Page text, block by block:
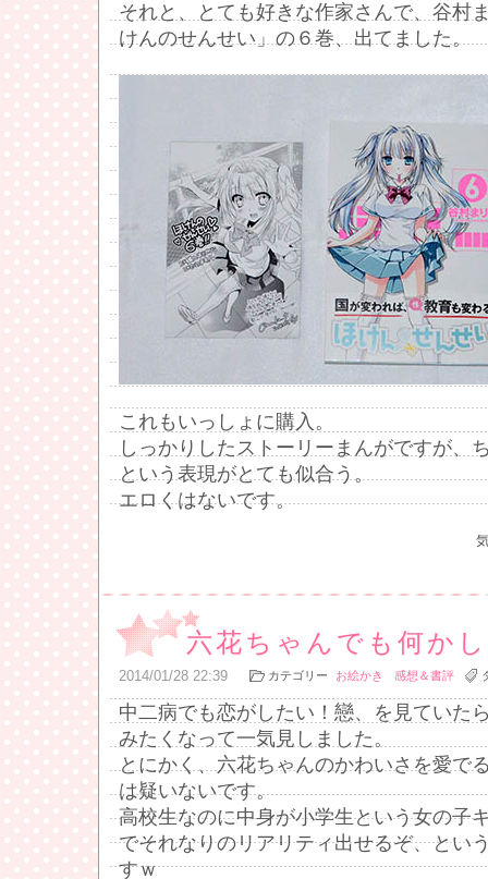
それと、とても好きな作家さんで、谷村
けんのせんせい」の６巻、出てました。
これもいっしょに購入。
しっかりしたストーリーまんがですが、
という表現がとても似合う。
エロくはないです。
六花ちゃんでも何か
2014/01/28 22:39 カテゴリー お絵かき 感想＆書評
中二病でも恋がしたい！戀、を見ていた
みたくなって一気見しました。
とにかく、六花ちゃんのかわいさを愛で
は疑いないです。
高校生なのに中身が小学生という女の子
でそれなりのリアリティ出せるぞ、とい
すｗ